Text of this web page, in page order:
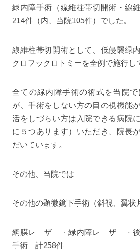
緑内障手術（線維柱帯切開術・線
214件（内、当院105件）でした。
線維柱帯切開術として、低侵襲緑
クロフックロトミーを全例で施行し
全ての緑内障手術の術式を当院
が、手術をしない方の目の視機能
活をしづらい方は入院できる病院
に５つあります）いただき、院長
だいています。
その他、当院では
その他の顕微鏡下手術（斜視、翼状
網膜レーザー・緑内障レーザー・
手術 計258件